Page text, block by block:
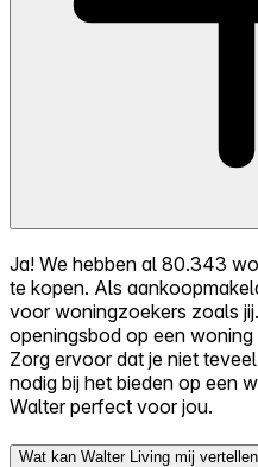
Ja! We hebben al 80.343
te kopen. Als
voor woningzoekers zoals
openingsbod op een
Zorg ervoor dat je niet
nodig bij het bieden op een
Walter perfect voor jou.
Wat kan Walter Living mij